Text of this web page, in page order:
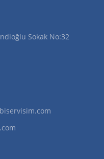
Sokak No:32